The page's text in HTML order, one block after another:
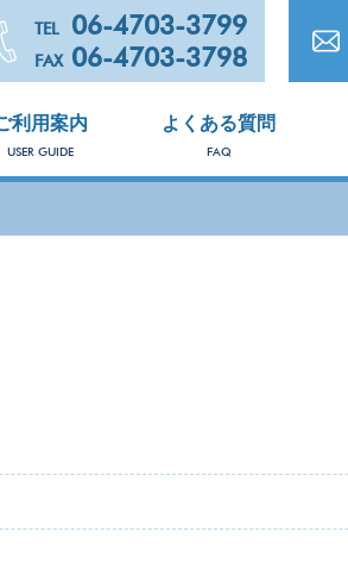
TEL 06-4703-3799
FAX 06-4703-3798
利用案内
USER GUIDE
よくある質問
FAQ